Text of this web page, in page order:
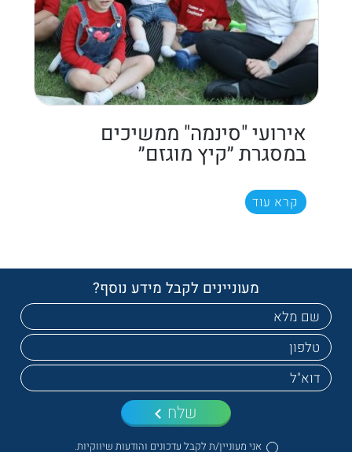
אירועי "סינמה" ממשיכים
במסגרת ״קיץ מוגזם״
קרא עוד
מעוניינים לקבל מידע נוסף?
אני מעוניין/ת לקבל עדכונים והודעות שיווקיות.
שלח